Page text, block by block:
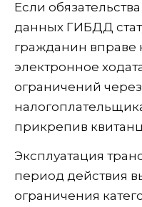
Если
данных ГИБДД
гражданин вправе
электронное
ограничений
прикрепив
Эксплуатация
период действия
ограничения